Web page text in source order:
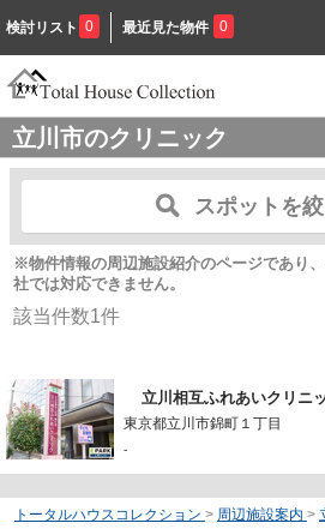
検討リスト 0 最近見た物件 0
立川市のクリニック
スポットを
※物件情報の周辺施設紹介のページであり
社では対応できません。
該当件数1件
立川相互ふれあいクリニ
東京都立川市錦町１丁目
-
トータルハウスコレクション > 周辺施設案内 >